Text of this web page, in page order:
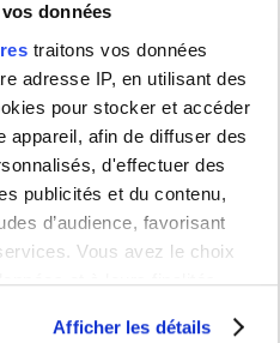
données
traitons vos données
adresse IP, en utilisant des
pour stocker et accéder
appareil, afin de diffuser des
d'effectuer des
publicités et du contenu,
d’audience, favorisant
Vous avez le choix
et à leurs finalités.
relative aux cookies
Afficher les détails
de doctorant-e-s
e-s bénéficient de
et au sein de la Sorbonne
également d'associations
les doctorant-e-s mais il
plus spécifiques aux domaines
connaître,
cliquer ici
scientifique
scientifique sont
et responsable des
aussi en compte les